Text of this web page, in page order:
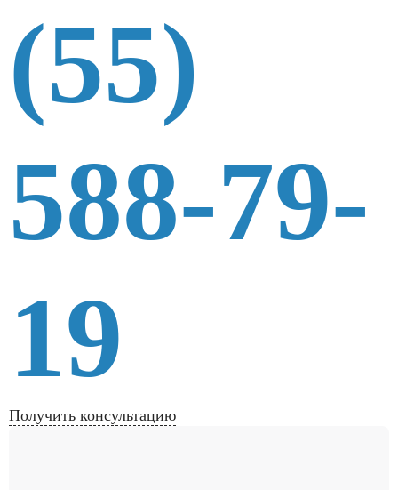
(55)
588-79-
19
Получить консультацию